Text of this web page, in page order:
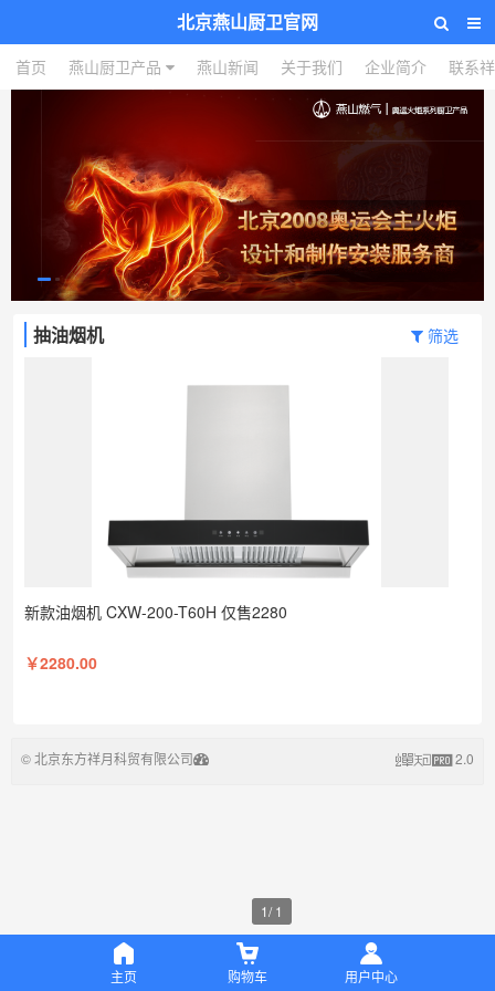
北京燕山厨卫官网
首页 燕山厨卫产品 燕山新闻 关于我们 企业简介 联系
抽油烟机 筛选
新款油烟机 CXW-200-T60H 仅售2280
￥2280.00
1/1
©北京东方祥月科贸有限公司 2.0
主页 购物车 用户中心